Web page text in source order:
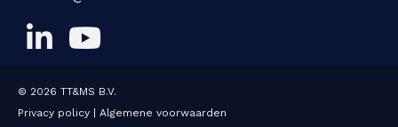
© 2026 TT&MS B.V.
Privacy policy
Algemene voorwaarden